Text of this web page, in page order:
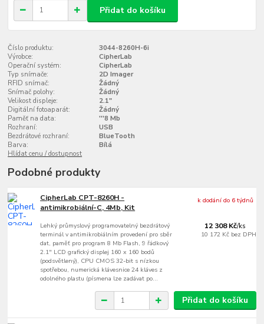
Přidat do košíku
Číslo produktu:
3044-8260H-6i
Výrobce:
CipherLab
Operační systém:
CipherLab
Typ snímače:
2D Imager
RFID snímač:
Žádný
Snímač polohy:
Žádný
Velikost displeje:
2.1"
Digitální fotoaparát:
Žádný
Paměť na data:
'''8 Mb
Rozhraní:
USB
Bezdrátové rozhraní:
BlueTooth
Barva:
Bílá
Hlídat cenu / dostupnost
Podobné produkty
CipherLab CPT-8260H -
antimikrobiální-C, 4Mb, Kit
Lehký průmyslový programovatelný bezdrátový
terminál v antimikrobiálním provedení pro sběr
dat, paměť pro program 8 Mb Flash, 9 řádkový
2.1" LCD grafický displej 160 x 160 bodů
(podsvětlený), CPU CMOS 32-bit s nízkou
spotřebou, numerická klávesnice 24 kláves z
odolného plastu (písmena lze zadávat po...
12 308 Kč/ks
10 172 Kč bez DPH
k dodání do 6 týdnů
Přidat do košíku